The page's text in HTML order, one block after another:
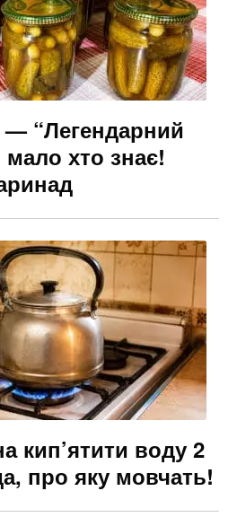
g
er
— “Легендарний
хто знає!
кип’ятити воду 2
про яку мовчать!